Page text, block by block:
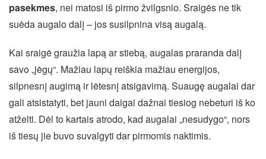
pasekmes, nei matosi iš pirmo žvilgsnio. Sraigės ne tik
suėda augalo dalį – jos susilpnina visą augalą.
Kai sraigė graužia lapą ar stiebą, augalas praranda dalį
savo „jėgų“. Mažiau lapų reiškia mažiau energijos,
silpnesnį augimą ir lėtesnį atsigavimą. Suaugę augalai dar
gali atsistatyti, bet jauni daigai dažnai tiesiog nebeturi iš ko
atželti. Dėl to kartais atrodo, kad augalai „nesudygo“, nors
iš tiesų jie buvo suvalgyti dar pirmomis naktimis.